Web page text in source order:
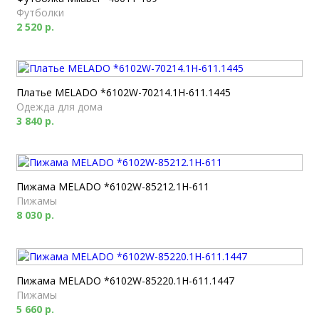
Футболки
2 520 р.
Платье MELADO *6102W-70214.1H-611.1445
Одежда для дома
3 840 р.
Пижама MELADO *6102W-85212.1H-611
Пижамы
8 030 р.
Пижама MELADO *6102W-85220.1H-611.1447
Пижамы
5 660 р.